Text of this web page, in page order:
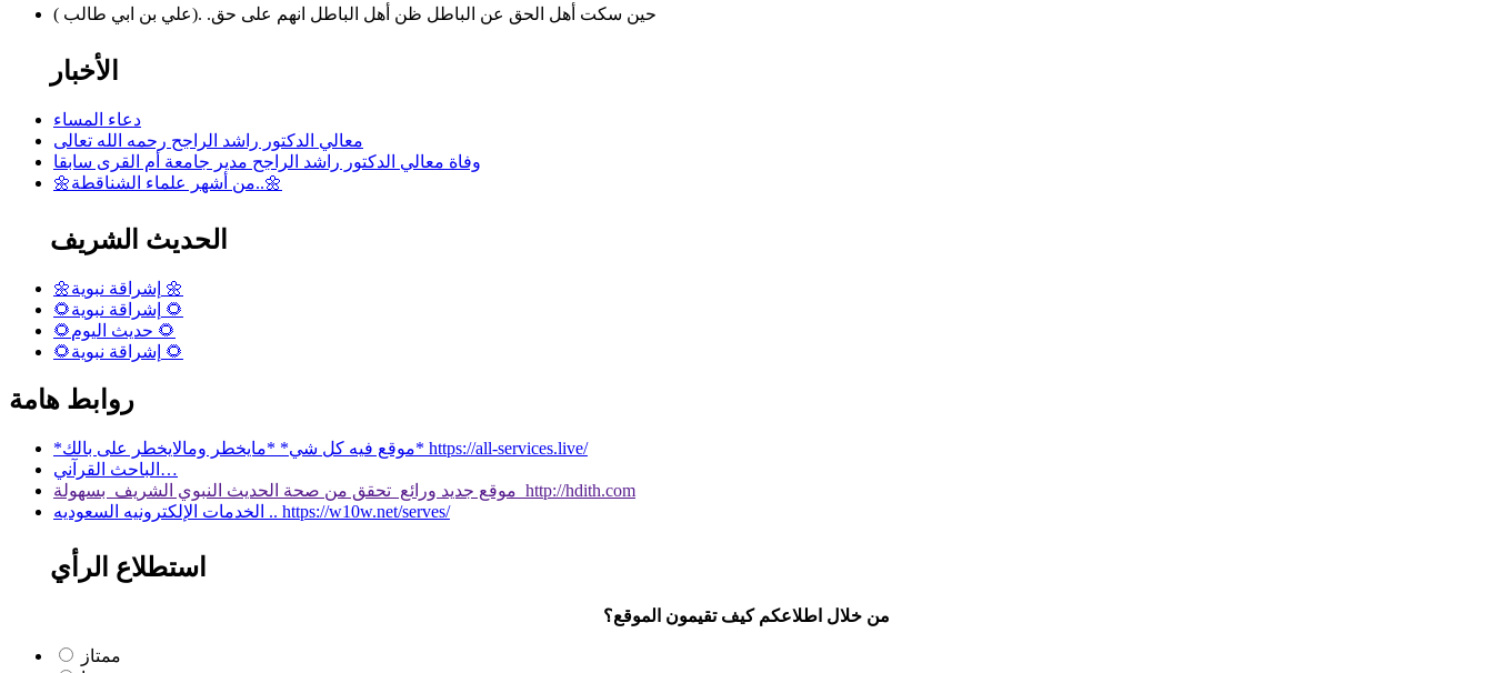
حين سكت أهل الحق عن الباطل ظن أهل الباطل انهم على حق. .(علي بن ابي طالب )
الأخبار
دعاء المساء
معالي الدكتور راشد الراجح رحمه الله تعالى
وفاة معالي الدكتور راشد الراجح مدير جامعة أم القرى سابقا
🌼من أشهر علماء الشناقطة..🌼
الحديث الشريف
🌼إشراقة نبوية 🌼
🌻إشراقة نبوية 🌻
🌻حديث اليوم 🌻
🌻إشراقة نبوية 🌻
روابط هامة
*موقع فيه كل شي* *مايخطر ومالايخطر على بالك* https://all-services.live/
الباحث القرآني…
موقع جديد ورائع تحقق من صحة الحديث النبوي الشريف بسهولة http://hdith.com
الخدمات الإلكترونيه السعوديه .. https://w10w.net/serves/
استطلاع الرأي
من خلال اطلاعكم كيف تقيمون الموقع؟
ممتاز